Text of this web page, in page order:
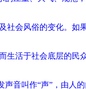
会风俗的变化。
活于社会底层的
音叫作“声”，由人